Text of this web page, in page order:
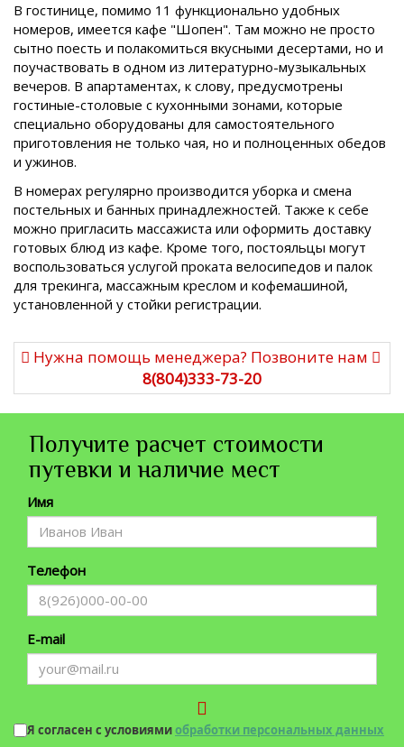
В гостинице, помимо 11 функционально удобных
номеров, имеется кафе "Шопен". Там можно не просто
сытно поесть и полакомиться вкусными десертами, но и
поучаствовать в одном из литературно-музыкальных
вечеров. В апартаментах, к слову, предусмотрены
гостиные-столовые с кухонными зонами, которые
специально оборудованы для самостоятельного
приготовления не только чая, но и полноценных обедов
и ужинов.
В номерах регулярно производится уборка и смена
постельных и банных принадлежностей. Также к себе
можно пригласить массажиста или оформить доставку
готовых блюд из кафе. Кроме того, постояльцы могут
воспользоваться услугой проката велосипедов и палок
для трекинга, массажным креслом и кофемашиной,
установленной у стойки регистрации.
Нужна помощь менеджера? Позвоните нам
8(804)333-73-20
Получите расчет стоимости
путевки и наличие мест
Имя
Телефон
E-mail
Я согласен с условиямиобработки персональных данных